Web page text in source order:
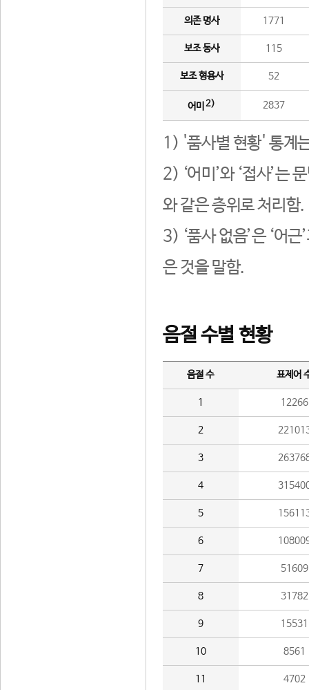
의존 명사 1771
보조 동사 115
보조 형용사 52
어미 2) 2837
1) '품사별 현황' 통계
2) ‘어미’와 ‘접사’는
와 같은 층위로 처리함.
3) ‘품사 없음’은 ‘어
은 것을 말함.
음절 수별 현황
음절 수 표제어
1 12266
2
3
4
5
6
7 51609
8 31782
9 15531
10 8561
11 4702